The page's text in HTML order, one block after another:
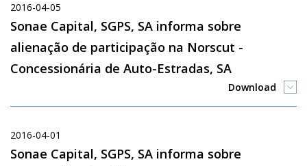
2016-04-05
Sonae Capital, SGPS, SA informa sobre
alienação de participação na Norscut -
Concessionária de Auto-Estradas, SA
Download
2016-04-01
Sonae Capital, SGPS, SA informa sobre